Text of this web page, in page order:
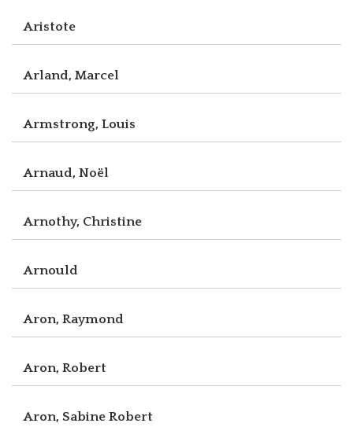
Aristote
Arland, Marcel
Armstrong, Louis
Arnaud, Noël
Arnothy, Christine
Arnould
Aron, Raymond
Aron, Robert
Aron, Sabine Robert